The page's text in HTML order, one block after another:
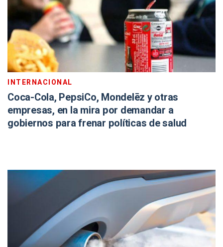
INTERNACIONAL
Coca-Cola, PepsiCo, Mondelēz y otras
empresas, en la mira por demandar a
gobiernos para frenar políticas de salud